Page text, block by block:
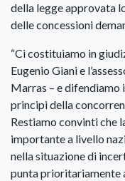
della legge approvata
delle concessioni
“Ci costituiamo in
Eugenio Giani e
Marras – e
principi della
Restiamo convinti che
importante a livello
nella situazione di
punta prioritariamente